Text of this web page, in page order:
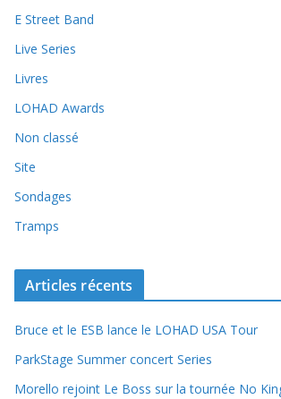
E Street Band
Live Series
Livres
LOHAD Awards
Non classé
Site
Sondages
Tramps
Articles récents
Bruce et le ESB lance le LOHAD USA Tour
ParkStage Summer concert Series
Morello rejoint Le Boss sur la tournée No